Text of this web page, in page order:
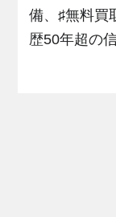
備、♯無料買
歴50年超の